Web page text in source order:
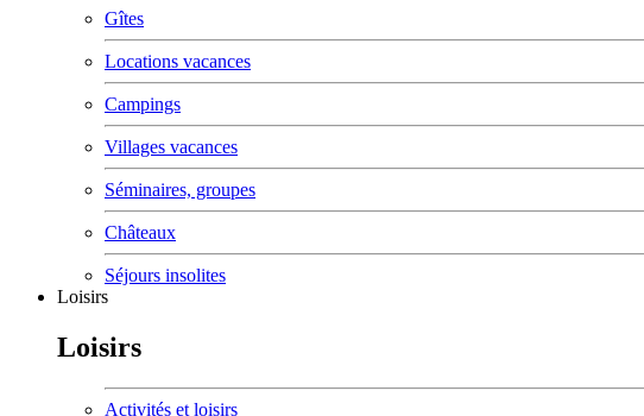
Gîtes
Locations vacances
Campings
Villages vacances
Séminaires, groupes
Châteaux
Séjours insolites
Loisirs
Loisirs
Activités et loisirs